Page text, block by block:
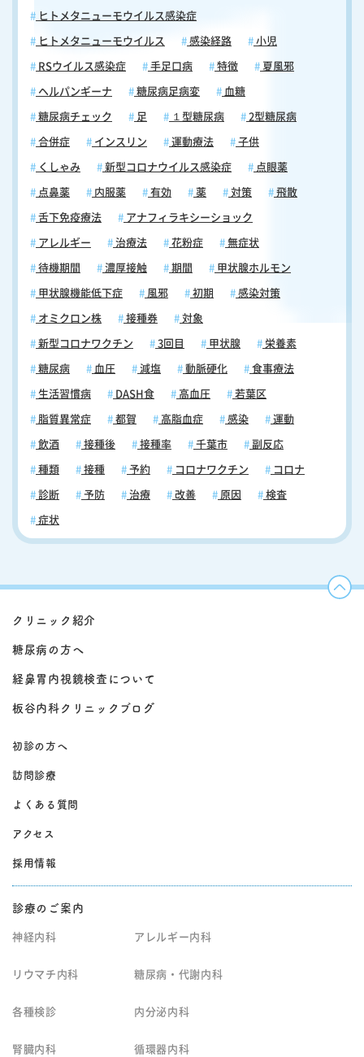
ヒトメタニューモウイルス感染症
ヒトメタニューモウイルス 感染経路 小児
RSウイルス感染症 手足口病 特徴 夏風邪
ヘルパンギーナ 糖尿病足病変 血糖
糖尿病チェック 足 １型糖尿病 2型糖尿病
合併症 インスリン 運動療法 子供
くしゃみ 新型コロナウイルス感染症 点眼薬
点鼻薬 内服薬 有効 薬 対策 飛散
舌下免疫療法 アナフィラキシーショック
アレルギー 治療法 花粉症 無症状
待機期間 濃厚接触 期間 甲状腺ホルモン
甲状腺機能低下症 風邪 初期 感染対策
オミクロン株 接種券 対象
新型コロナワクチン 3回目 甲状腺 栄養素
糖尿病 血圧 減塩 動脈硬化 食事療法
生活習慣病 DASH食 高血圧 若葉区
脂質異常症 都賀 高脂血症 感染 運動
飲酒 接種後 接種率 千葉市 副反応
種類 接種 予約 コロナワクチン コロナ
診断 予防 治療 改善 原因 検査
症状
クリニック紹介
糖尿病の方へ
経鼻胃内視鏡検査について
板谷内科クリニックブログ
初診の方へ
訪問診療
よくある質問
アクセス
採用情報
診療のご案内
神経内科 アレルギー内科
リウマチ内科 糖尿病・代謝内科
各種検診 内分泌内科
腎臓内科 循環器内科